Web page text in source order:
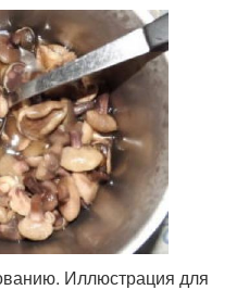
Иллюстрация для